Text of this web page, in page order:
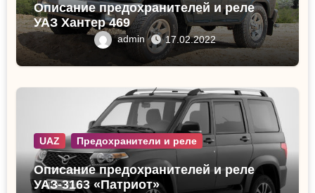
Описание предохранителей и реле
УАЗ Хантер 469
admin 17.02.2022
UAZ Предохранители и реле
Описание предохранителей и реле
УАЗ-3163 «Патриот»